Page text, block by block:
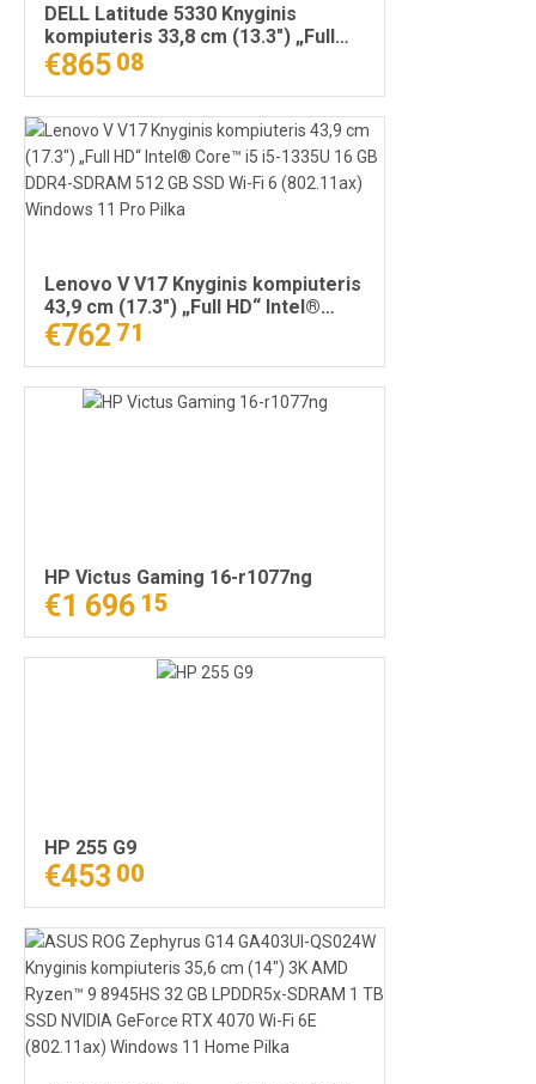
DELL Latitude 5330 Knyginis
kompiuteris 33,8 cm (13.3") „Full
HD“ Intel® Core™ i5 i5-1235U 8 GB
DDR4-SDRAM 256 GB SSD Wi-Fi 6E
(802.11ax) Windows 10 Pro Pilka
€865 08
Lenovo V V17 Knyginis kompiuteris
43,9 cm (17.3") „Full HD“ Intel®
Core™ i5 i5-1335U 16 GB DDR4-
SDRAM 512 GB SSD Wi-Fi 6
(802.11ax) Windows 11 Pro Pilka
€762 71
HP Victus Gaming 16-r1077ng
€1 696 15
HP 255 G9
€453 00